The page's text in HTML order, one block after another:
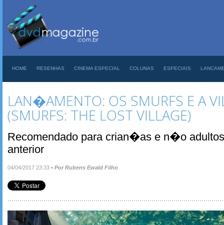
HOME RESENHAS CINEMA ESPECIAL COLUNAS ESPECIAIS
LAN�AMENTO: OS SMURFS E A
(SMURFS: THE LOST VILLAGE)
Recomendado para crian�as e n�o
anterior
04/04/2017 23:33 • Por Rubens Ewald Filho